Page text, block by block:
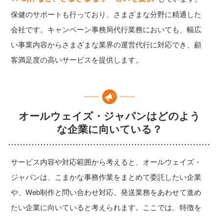
保健のサポートも行っており、さまざまな分野に精通した
会社です。キャンペーン事務局代行業務においても、幅広
い事業内容からさまざまな業界の運営代行に対応でき、顧
客満足度の高いサービスを提供します。
オールウェイズ・ジャパンはどのよう
な企業に向いている？
サービス内容や対応範囲から考えると、オールウェイズ・
ジャパンは、こまかな事務作業をまとめて委託したい企業
や、Web制作と問い合わせ対応、発送業務をあわせて進め
たい企業に向いていると考えられます。ここでは、特徴を